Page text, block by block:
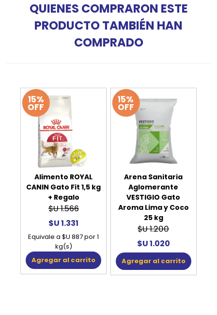
QUIENES COMPRARON ESTE
PRODUCTO TAMBIÉN HAN
COMPRADO
15%
OFF
Alimento ROYAL
CANIN Gato Fit 1,5 kg
+ Regalo
$U 1.566
$U 1.331
Equivale a $U 887 por 1
kg(s)
Agregar al carrito
15%
OFF
Arena Sanitaria
Aglomerante
VESTIGIO Gato
Aroma Lima y Coco
25 kg
$U 1.200
$U 1.020
Agregar al carrito